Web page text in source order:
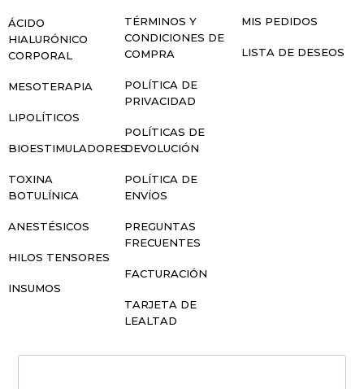
ÁCIDO
HIALURÓNICO
CORPORAL
MESOTERAPIA
LIPOLÍTICOS
BIOESTIMULADORES
TOXINA
BOTULÍNICA
ANESTÉSICOS
HILOS TENSORES
INSUMOS
TÉRMINOS Y
CONDICIONES DE
COMPRA
POLÍTICA DE
PRIVACIDAD
POLÍTICAS DE
DEVOLUCIÓN
POLÍTICA DE
ENVÍOS
PREGUNTAS
FRECUENTES
FACTURACIÓN
TARJETA DE
LEALTAD
MIS PEDIDOS
LISTA DE DESEOS